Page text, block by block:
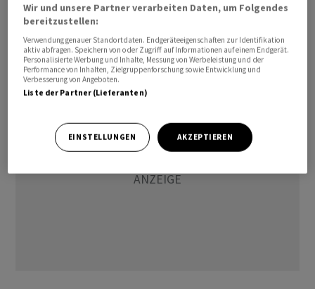
Industrie leider kaum etwas entgegensetzen", sagte
Klaus Wohlrabe, Leiter der Ifo-Umfragen. "Aufträge
können zwar schneller abgearbeitet werden, dennoch
kommen im Moment zu wenige neu herein."/dm/DP/ngu
Wir und unsere Partner verarbeiten Daten, um Folgendes
bereitzustellen:
Verwendung genauer Standortdaten. Endgeräteeigenschaften zur Identifikation
aktiv abfragen. Speichern von oder Zugriff auf Informationen auf einem Endgerät.
Personalisierte Werbung und Inhalte, Messung von Werbeleistung und der
Performance von Inhalten, Zielgruppenforschung sowie Entwicklung und
Verbesserung von Angeboten.
Liste der Partner (Lieferanten)
EINSTELLUNGEN AKZEPTIEREN